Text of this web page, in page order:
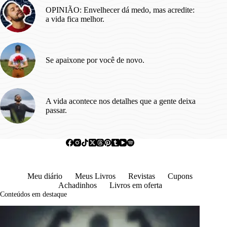
OPINIÃO: Envelhecer dá medo, mas acredite:
a vida fica melhor.
Se apaixone por você de novo.
A vida acontece nos detalhes que a gente deixa
passar.
Meu diário Meus Livros Revistas
Cupons
Achadinhos
Livros em oferta
Conteúdos em destaque